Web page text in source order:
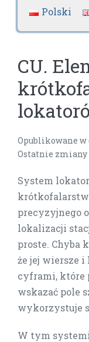
Polski
CU.
Opublikowane w
Ostatnie zmiany
System
precyzyjnego
lokalizacji
proste. Chyba
że jej wiersze
cyframi, które
wskazać pole
wykorzystuje
W tym